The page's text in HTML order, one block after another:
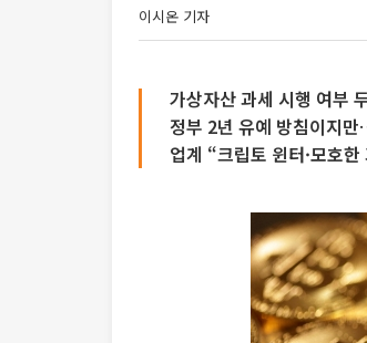
이시온 기자
가상자산 과세 시행 여부
정부 2년 유예 방침이지
업계 “크립토 윈터·모호